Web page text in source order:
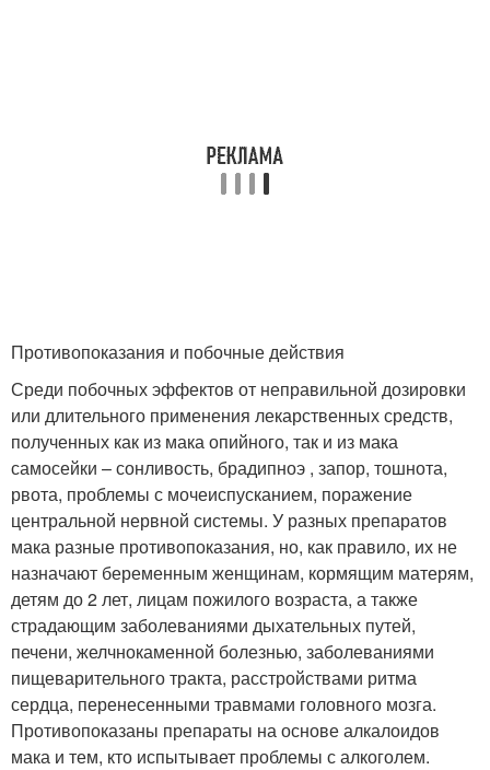
Противопоказания и побочные действия
Среди побочных эффектов от неправильной дозировки
или длительного применения лекарственных средств,
полученных как из мака опийного, так и из мака
самосейки – сонливость, брадипноэ , запор, тошнота,
рвота, проблемы с мочеиспусканием, поражение
центральной нервной системы. У разных препаратов
мака разные противопоказания, но, как правило, их не
назначают беременным женщинам, кормящим матерям,
детям до 2 лет, лицам пожилого возраста, а также
страдающим заболеваниями дыхательных путей,
печени, желчнокаменной болезнью, заболеваниями
пищеварительного тракта, расстройствами ритма
сердца, перенесенными травмами головного мозга.
Противопоказаны препараты на основе алкалоидов
мака и тем, кто испытывает проблемы с алкоголем.